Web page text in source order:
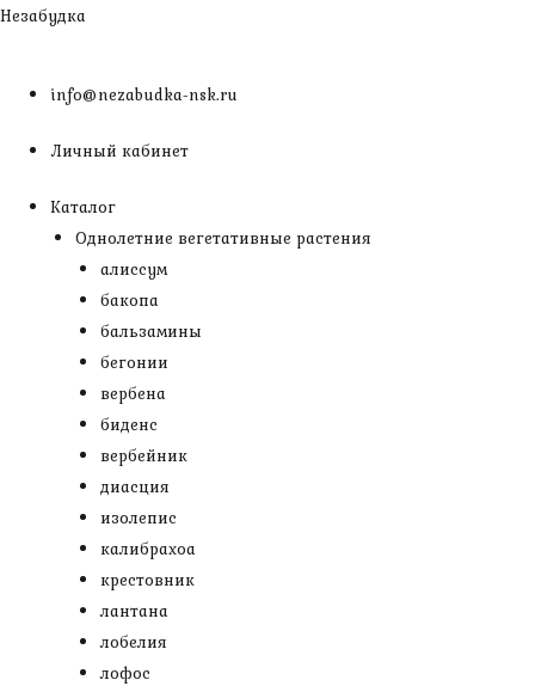
Перейти
Незабудка
info@nezabudka-nsk.ru
Личный кабинет
Каталог
Однолетние вегетативные растения
алиссум
бакопа
бальзамины
бегонии
вербена
биденс
вербейник
диасция
изолепис
калибрахоа
крестовник
лантана
лобелия
лофос